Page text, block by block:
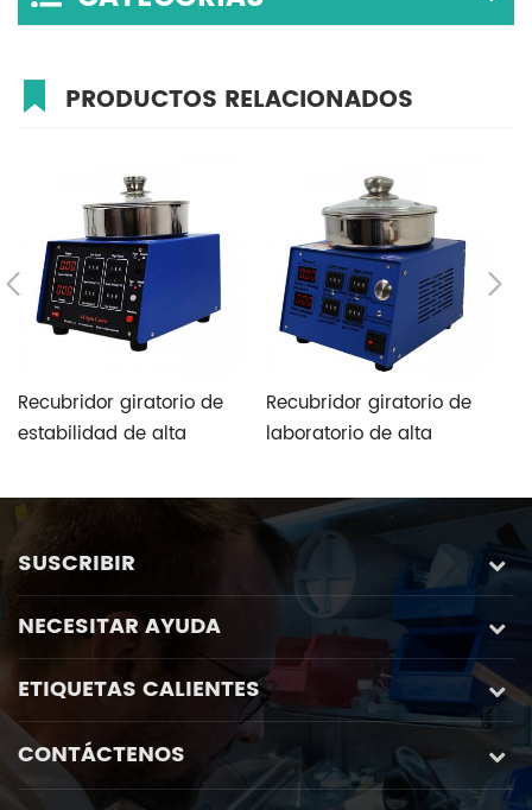
PRODUCTOS RELACIONADOS
Recubridor giratorio de
estabilidad de alta
de laboratorio de tipo
manual
Recubridor giratorio de
laboratorio de alta
mandriles antiintrusión
especialmente
SUSCRIBIR
NECESITAR AYUDA
ETIQUETAS CALIENTES
CONTÁCTENOS